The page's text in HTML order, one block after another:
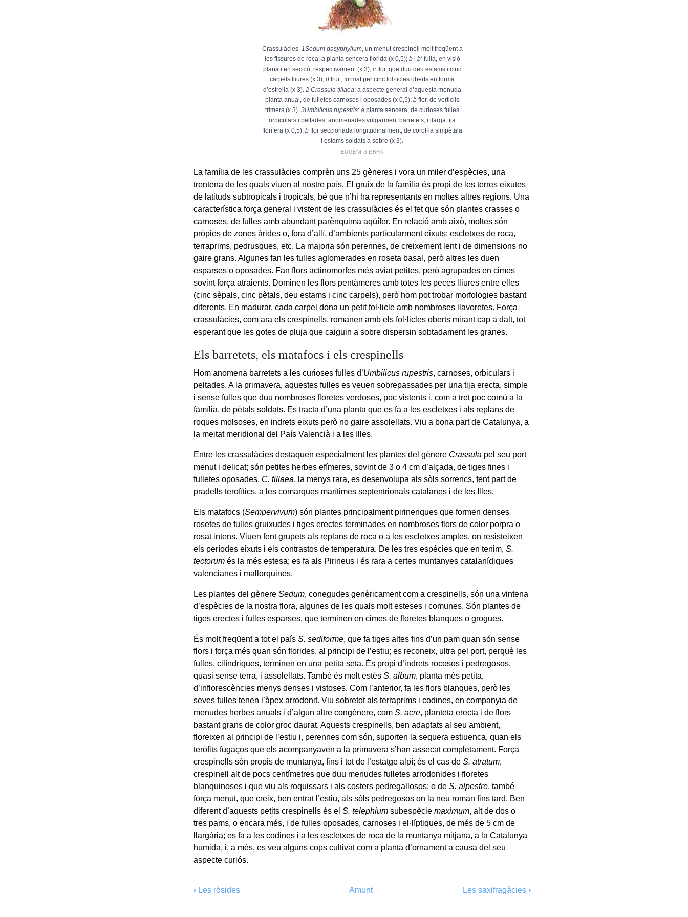
Crassulàcies. 1Sedum dasyphyllum, un menut crespinell molt freqüent a
les fissures de roca: aplanta sencera florida (x 0,5); bi b’fulla, en visió
plana i en secció, respectivament (x 3);c flor, que duu deu estams i cinc
carpels lliures (x 3);d fruit, format per cinc fol·licles oberts en forma
d’estrella (x 3).2 Crassula tillaea: a aspecte general d’aquesta menuda
planta anual, de fulletes carnoses i oposades (x 0,5);b flor, de verticils
trímers (x 3).3Umbilicus rupestris:a planta sencera, de curioses fulles
orbiculars i peltades, anomenades vulgarment barretets, i llarga tija
florífera (x 0,5);b flor seccionada longitudinalment, de corol·la simpètala
i estams soldats a sobre (x 3).
EUGENI SIERRA
La família de les crassulàcies comprèn uns 25 gèneres i vora un miler d’espècies, una
trentena de les quals viuen al nostre país. El gruix de la família és propi de les terres eixutes
de latituds subtropicals i tropicals, bé que n’hi ha representants en moltes altres regions. Una
característica força general i vistent de les crassulàcies és el fet que són plantes crasses o
carnoses, de fulles amb abundant parènquima aqüífer. En relació amb això, moltes són
pròpies de zones àrides o, fora d’allí, d’ambients particularment eixuts: escletxes de roca,
terraprims, pedrusques, etc. La majoria són perennes, de creixement lent i de dimensions no
gaire grans. Algunes fan les fulles aglomerades en roseta basal, però altres les duen
esparses o oposades. Fan flors actinomorfes més aviat petites, però agrupades en cimes
sovint força atraients. Dominen les flors pentàmeres amb totes les peces lliures entre elles
(cinc sèpals, cinc pètals, deu estams i cinc carpels), però hom pot trobar morfologies bastant
diferents. En madurar, cada carpel dona un petit fol·licle amb nombroses llavoretes. Força
crassulàcies, com ara els crespinells, romanen amb els fol·licles oberts mirant cap a dalt, tot
esperant que les gotes de pluja que caiguin a sobre dispersin sobtadament les granes.
Els barretets, els matafocs i els crespinells
Hom anomena barretets a les curioses fulles d’Umbilicus rupestris, carnoses, orbiculars i
peltades. A la primavera, aquestes fulles es veuen sobrepassades per una tija erecta, simple
i sense fulles que duu nombroses floretes verdoses, poc vistents i, com a tret poc comú a la
família, de pètals soldats. Es tracta d’una planta que es fa a les escletxes i als replans de
roques molsoses, en indrets eixuts però no gaire assolellats. Viu a bona part de Catalunya, a
la meitat meridional del País Valencià i a les Illes.
Entre les crassulàcies destaquen especialment les plantes del gènere Crassula pel seu port
menut i delicat; són petites herbes efímeres, sovint de 3 o 4 cm d’alçada, de tiges fines i
fulletes oposades. C. tillaea, la menys rara, es desenvolupa als sòls sorrencs, fent part de
pradells terofítics, a les comarques marítimes septentrionals catalanes i de les Illes.
Els matafocs (Sempervivum) són plantes principalment pirinenques que formen denses
rosetes de fulles gruixudes i tiges erectes terminades en nombroses flors de color porpra o
rosat intens. Viuen fent grupets als replans de roca o a les escletxes amples, on resisteixen
els períodes eixuts i els contrastos de temperatura. De les tres espècies que en tenim,S.
tectorum és la més estesa; es fa als Pirineus i és rara a certes muntanyes catalanídiques
valencianes i mallorquines.
Les plantes del gènereSedum, conegudes genèricament com a crespinells, són una vintena
d’espècies de la nostra flora, algunes de les quals molt esteses i comunes. Són plantes de
tiges erectes i fulles esparses, que terminen en cimes de floretes blanques o grogues.
És molt freqüent a tot el paísS. sediforme, que fa tiges altes fins d’un pam quan són sense
flors i força més quan són florides, al principi de l’estiu; es reconeix, ultra pel port, perquè les
fulles, cilíndriques, terminen en una petita seta. És propi d’indrets rocosos i pedregosos,
quasi sense terra, i assolellats. També és molt estèsS. album, planta més petita,
d’inflorescències menys denses i vistoses. Com l’anterior, fa les flors blanques, però les
seves fulles tenen l’àpex arrodonit. Viu sobretot als terraprims i codines, en companyia de
menudes herbes anuals i d’algun altre congènere, comS. acre, planteta erecta i de flors
bastant grans de color groc daurat. Aquests crespinells, ben adaptats al seu ambient,
floreixen al principi de l’estiu i, perennes com són, suporten la sequera estiuenca, quan els
teròfits fugaços que els acompanyaven a la primavera s’han assecat completament. Força
crespinells són propis de muntanya, fins i tot de l’estatge alpí; és el cas deS. atratum,
crespinell alt de pocs centímetres que duu menudes fulletes arrodonides i floretes
blanquinoses i que viu als roquissars i als costers pedregallosos; o deS. alpestre, també
força menut, que creix, ben entrat l’estiu, als sòls pedregosos on la neu roman fins tard. Ben
diferent d’aquests petits crespinells és elS. telephium subespèciemaximum, alt de dos o
tres pams, o encara més, i de fulles oposades, carnoses i el·líptiques, de més de 5 cm de
llargària; es fa a les codines i a les escletxes de roca de la muntanya mitjana, a la Catalunya
humida, i, a més, es veu alguns cops cultivat com a planta d’ornament a causa del seu
aspecte curiós.
‹ Les ròsides Amunt Les saxifragàcies ›